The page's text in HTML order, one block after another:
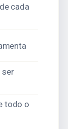
cada
ser
todo o